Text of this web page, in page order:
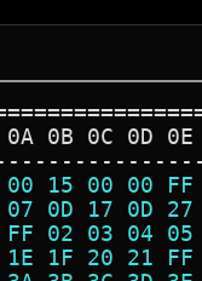
0B 0C 0D
00 15 00 00
07 0D 17 0D
FF 02 03 04
1E 1F 20 21